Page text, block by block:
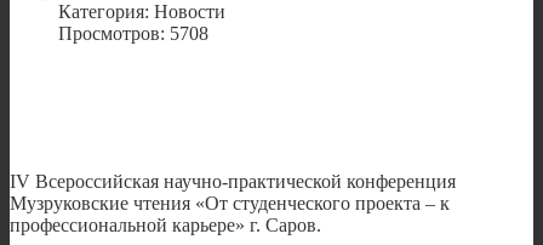
Категория: Новости
Просмотров: 5708
IV Всероссийская научно-практической конференция
Музруковские чтения «От студенческого проекта – к
профессиональной карьере» г. Саров.